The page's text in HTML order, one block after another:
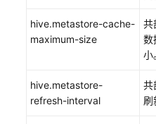
作
指
版）
hive.metastore-cache-
maximum-size
共
数
小
hive.metastore-
refresh-interval
共
刷